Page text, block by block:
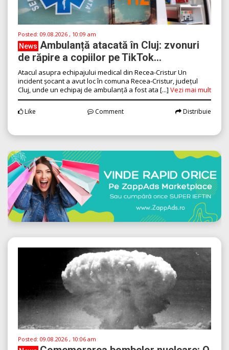
Posted: 09.08.2026 , 10:09 am
News Ambulanță atacată în Cluj: zvonuri
de răpire a copiilor pe TikTok...
Atacul asupra echipajului medical din Recea-Cristur Un
incident șocant a avut loc în comuna Recea-Cristur, județul
Cluj, unde un echipaj de ambulanță a fost ata [...] Vezi mai mult
Like Comment Distribuie
Posted: 09.08.2026 , 10:06 am